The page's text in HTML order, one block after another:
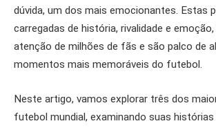
dúvida, um dos mais emocionantes. Estas
carregadas de história, rivalidade e
atenção de milhões de fãs e são palco de
momentos mais memoráveis do futebol.
Neste artigo, vamos explorar três dos
futebol mundial, examinando suas histórias